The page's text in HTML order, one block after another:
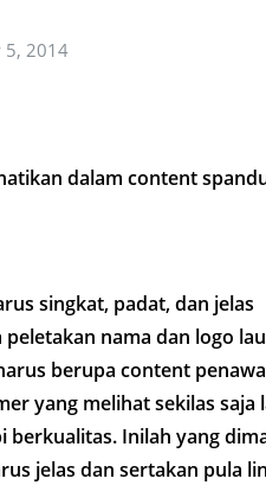
5, 2014
dalam content
singkat, padat, dan jelas
peletakan nama dan logo
berupa content
yang melihat sekilas
berkualitas. Inilah yang
jelas dan sertakan pula